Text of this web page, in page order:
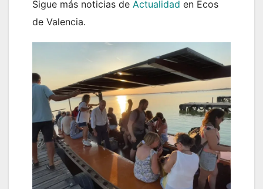
Sigue más noticias de Actualidad en Ecos
de Valencia.